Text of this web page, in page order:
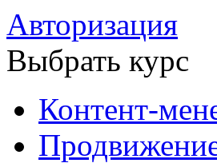
Авторизация
Выбрать курс
Контент-